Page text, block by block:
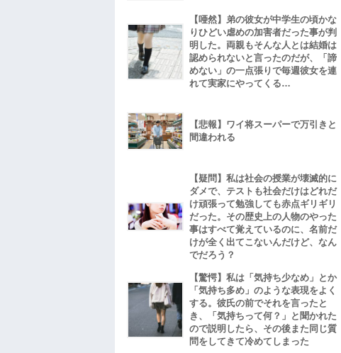
【唖然】弟の彼女が中学生の頃かな
りひどい虐めの加害者だった事が判
明した。両親もそんな人とは結婚は
認められないと言ったのだが、「諦
めない」の一点張りで毎週彼女を連
れて実家にやってくる…
【悲報】ワイ将スーパーで万引きと
間違われる
【疑問】私は社会の授業が壊滅的に
ダメで、テストも社会だけはどれだ
け頑張って勉強しても赤点ギリギリ
だった。その歴史上の人物のやった
事はすべて覚えているのに、名前だ
けが全く出てこないんだけど、なん
でだろう？
【驚愕】私は「気持ち少なめ」とか
「気持ち多め」のような表現をよく
する。彼氏の前でそれを言ったと
き、「気持ちって何？」と聞かれた
ので説明したら、その後また同じ質
問をしてきて冷めてしまった